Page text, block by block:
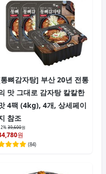
뼈감자탕] 부산 20년 전통
맛 그대로 감자탕 칼칼한
4팩 (4kg), 4개, 상세페이
참조
39,600원
원
(84)